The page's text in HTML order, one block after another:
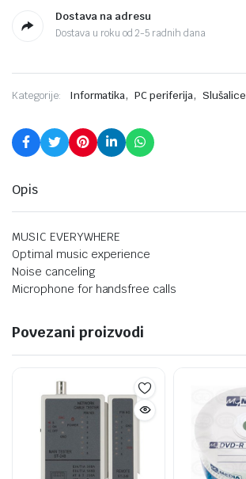
Dostava na adresu
Dostava u roku od 2-5 radnih dana
Kategorije: Informatika, PC periferija, Slušalice
Opis
MUSIC EVERYWHERE
Optimal music experience
Noise canceling
Microphone for handsfree calls
Povezani proizvodi